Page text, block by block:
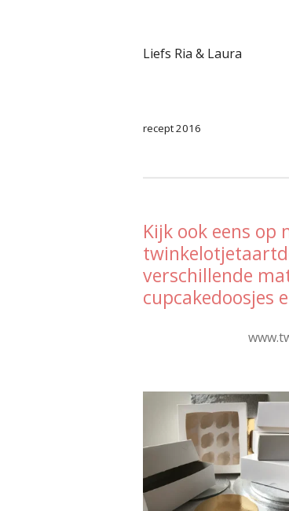
Liefs Ria & Laura
recept 2016
Kijk ook eens op
verschillende
cupcakedoosjes